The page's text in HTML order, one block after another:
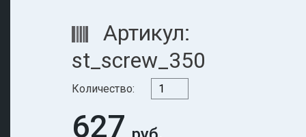
Артикул:
st_screw_350
Количество:
627